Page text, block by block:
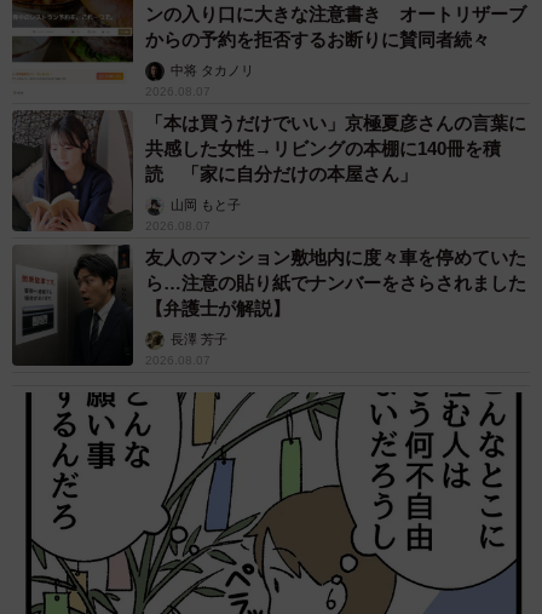
ンの入り口に大きな注意書き オートリザーブ
からの予約を拒否するお断りに賛同者続々
中将 タカノリ
2026.08.07
「本は買うだけでいい」京極夏彦さんの言葉に
共感した女性→リビングの本棚に140冊を積
読 「家に自分だけの本屋さん」
山岡 もと子
2026.08.07
友人のマンション敷地内に度々車を停めていた
ら…注意の貼り紙でナンバーをさらされました
【弁護士が解説】
長澤 芳子
2026.08.07